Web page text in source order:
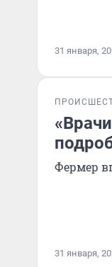
31 января,
Фермер
31 января,